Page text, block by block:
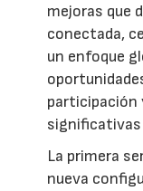
mejoras que
conectada,
un enfoque
participación
significativas
La primera
nueva